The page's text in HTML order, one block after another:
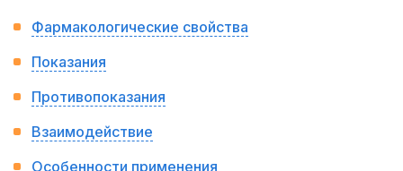
Фармакологические свойства
Показания
Противопоказания
Взаимодействие
Особенности применения